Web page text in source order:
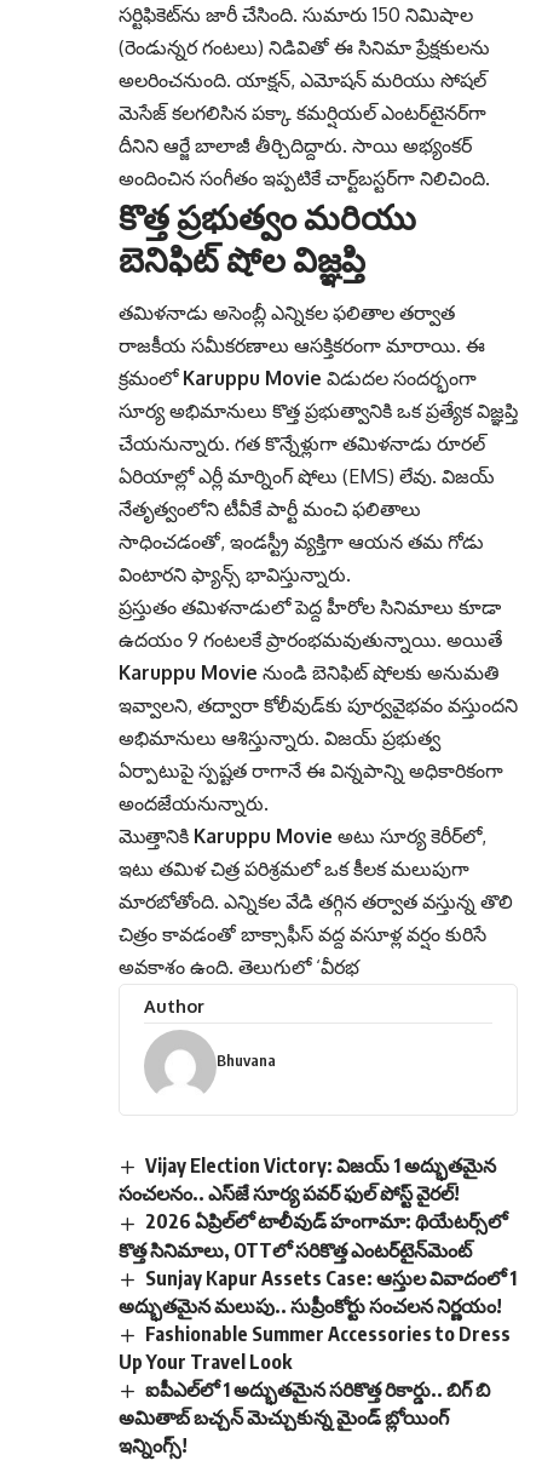
సర్టిఫికెట్‌ను జారీ చేసింది. సుమారు 150 నిమిషాల
(రెండున్నర గంటలు) నిడివితో ఈ సినిమా ప్రేక్షకులను
అలరించనుంది. యాక్షన్, ఎమోషన్ మరియు సోషల్
మెసేజ్ కలగలిసిన పక్కా కమర్షియల్ ఎంటర్‌టైనర్‌గా
దీనిని ఆర్జే బాలాజీ తీర్చిదిద్దారు. సాయి అభ్యంకర్
అందించిన సంగీతం ఇప్పటికే చార్ట్‌బస్టర్‌గా నిలిచింది.
కొత్త ప్రభుత్వం మరియు
బెనిఫిట్ షోల విజ్ఞప్తి
తమిళనాడు అసెంబ్లీ ఎన్నికల ఫలితాల తర్వాత
రాజకీయ సమీకరణాలు ఆసక్తికరంగా మారాయి. ఈ
క్రమంలో Karuppu Movie విడుదల సందర్భంగా
సూర్య అభిమానులు కొత్త ప్రభుత్వానికి ఒక ప్రత్యేక విజ్ఞప్తి
చేయనున్నారు. గత కొన్నేళ్లుగా తమిళనాడు రూరల్
ఏరియాల్లో ఎర్లీ మార్నింగ్ షోలు (EMS) లేవు. విజయ్
నేతృత్వంలోని టీవీకే పార్టీ మంచి ఫలితాలు
సాధించడంతో, ఇండస్ట్రీ వ్యక్తిగా ఆయన తమ గోడు
వింటారని ఫ్యాన్స్ భావిస్తున్నారు.
ప్రస్తుతం తమిళనాడులో పెద్ద హీరోల సినిమాలు కూడా
ఉదయం 9 గంటలకే ప్రారంభమవుతున్నాయి. అయితే
Karuppu Movie నుండి బెనిఫిట్ షోలకు అనుమతి
ఇవ్వాలని, తద్వారా కోలీవుడ్‌కు పూర్వవైభవం వస్తుందని
అభిమానులు ఆశిస్తున్నారు. విజయ్ ప్రభుత్వ
ఏర్పాటుపై స్పష్టత రాగానే ఈ విన్నపాన్ని అధికారికంగా
అందజేయనున్నారు.
మొత్తానికి Karuppu Movie అటు సూర్య కెరీర్‌లో,
ఇటు తమిళ చిత్ర పరిశ్రమలో ఒక కీలక మలుపుగా
మారబోతోంది. ఎన్నికల వేడి తగ్గిన తర్వాత వస్తున్న తొలి
చిత్రం కావడంతో బాక్సాఫీస్ వద్ద వసూళ్ల వర్షం కురిసే
అవకాశం ఉంది. తెలుగులో ‘వీరభ
Author
Bhuvana
Vijay Election Victory: విజయ్ 1 అద్భుతమైన
సంచలనం.. ఎస్‌జే సూర్య పవర్ ఫుల్ పోస్ట్ వైరల్!
2026 ఏప్రిల్‌లో టాలీవుడ్ హంగామా: థియేటర్స్‌లో
కొత్త సినిమాలు, OTTలో సరికొత్త ఎంటర్‌టైన్‌మెంట్
Sunjay Kapur Assets Case: ఆస్తుల వివాదంలో 1
అద్భుతమైన మలుపు.. సుప్రీంకోర్టు సంచలన నిర్ణయం!
Fashionable Summer Accessories to Dress
Up Your Travel Look
ఐపీఎల్‌లో 1 అద్భుతమైన సరికొత్త రికార్డు.. బిగ్ బి
అమితాబ్ బచ్చన్ మెచ్చుకున్న మైండ్ బ్లోయింగ్
ఇన్నింగ్స్!